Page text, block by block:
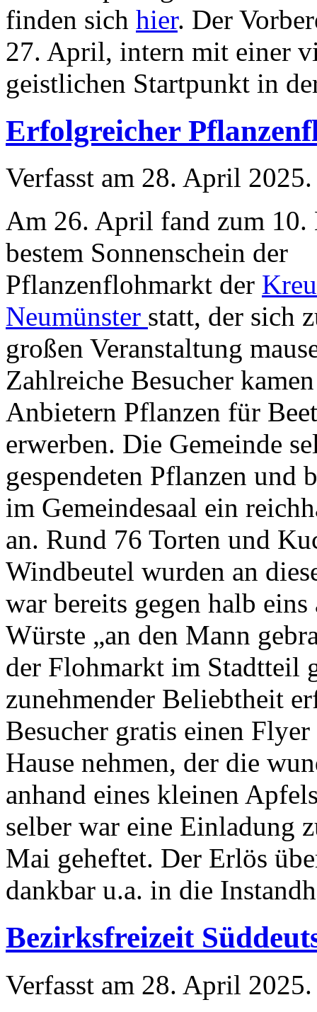
finden sich hier. Der
27. April, intern mit einer
geistlichen Startpunkt in
Erfolgreicher
Verfasst am 28. April 2025.
Am 26. April fand zum 10.
bestem Sonnenschein der
Pflanzenflohmarkt der
Neumünster statt, der sich
großen Veranstaltung
Zahlreiche Besucher
Anbietern Pflanzen für
erwerben. Die Gemeinde
gespendeten Pflanzen
im Gemeindesaal ein
an. Rund 76 Torten und
Windbeutel wurden an
war bereits gegen halb
Würste „an den Mann
der Flohmarkt im Stadtteil
zunehmender Beliebtheit
Besucher gratis einen
Hause nehmen, der die
anhand eines kleinen
selber war eine Einladung
Mai geheftet. Der Erlös
dankbar u.a. in die
Bezirksfreizeit
Verfasst am 28. April 2025.